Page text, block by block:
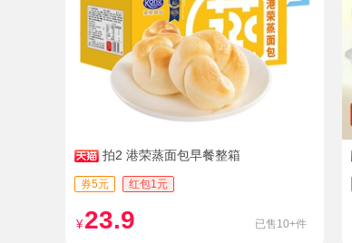
拍2 港荣蒸面包早餐整箱
券5元 红包1元
¥ 23.9 已售10+件